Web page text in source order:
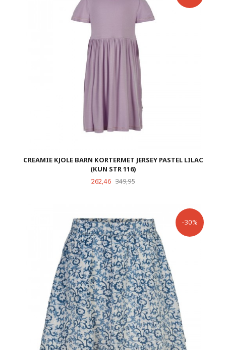
CREAMIE KJOLE BARN KORTERMET JERSEY PASTEL LILAC
(KUN STR 116)
Tilbud
262,46 349,95Rabatt
-30%